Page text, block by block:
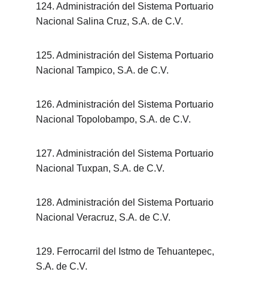
124. Administración del Sistema Portuario
Nacional Salina Cruz, S.A. de C.V.
125. Administración del Sistema Portuario
Nacional Tampico, S.A. de C.V.
126. Administración del Sistema Portuario
Nacional Topolobampo, S.A. de C.V.
127. Administración del Sistema Portuario
Nacional Tuxpan, S.A. de C.V.
128. Administración del Sistema Portuario
Nacional Veracruz, S.A. de C.V.
129. Ferrocarril del Istmo de Tehuantepec,
S.A. de C.V.